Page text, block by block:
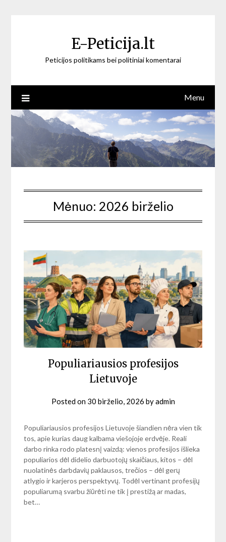
E-Peticija.lt
Peticijos politikams bei politiniai komentarai
Menu
Mėnuo: 2026 birželio
Populiariausios profesijos
Lietuvoje
Posted on 30 birželio, 2026 byadmin
Populiariausios profesijos Lietuvoje šiandien nėra vien tik
tos, apie kurias daug kalbama viešojoje erdvėje. Reali
darbo rinka rodo platesnį vaizdą: vienos profesijos išlieka
populiarios dėl didelio darbuotojų skaičiaus, kitos – dėl
nuolatinės darbdavių paklausos, trečios – dėl gerų
atlygio ir karjeros perspektyvų. Todėl vertinant profesijų
populiarumą svarbu žiūrėti ne tik į prestižą ar madas,
bet…